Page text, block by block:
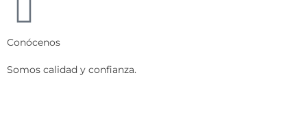
Conócenos
Somos calidad y confianza.